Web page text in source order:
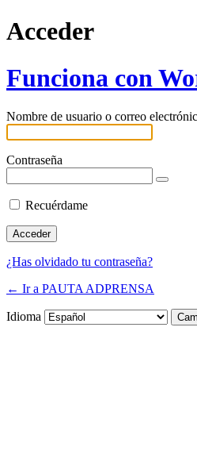
Acceder
Funciona con
Nombre de usuario o correo
Contraseña
Recuérdame
¿Has olvidado tu contraseña?
← Ir a PAUTA ADPRENSA
Idioma